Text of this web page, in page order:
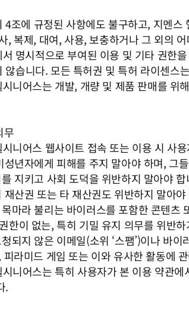
4조에 규정된 사항에도 불구하고, 지멘
, 복제, 대여, 사용, 보충하거나 그 외의
명시적으로 부여된 이용 및 기타 권한
않습니다. 모든 특허권 및 특허 라이센스
니어스는 개발, 개량 및 제품 판매를 위
무
니어스 웹사이트 접속 또는 이용 시 사
성년자에게 피해를 주지 말아야 하며, 그
지키고 사회 도덕을 위반하지 말아야 합
재산권 또는 타 재산권도 위반하지 말아야
마라 불리는 바이러스를 포함한 콘텐츠
한이 없는, 특히 기밀 유지 의무를 위반
되지 않은 이메일(소위 ‘스팸’)이나 바
피라미드 게임 또는 이와 유사한 활동에
니어스는 특히 사용자가 본 이용 약관
.